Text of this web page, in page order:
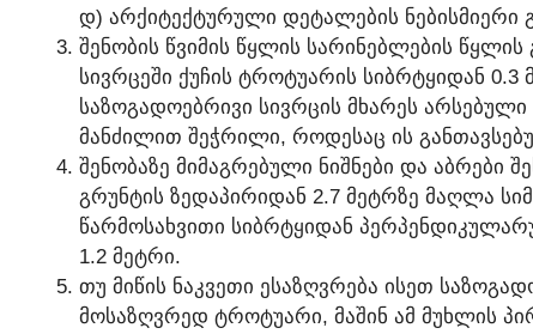
Დ) ᲐᲠᲥᲘᲢᲔᲥᲢᲣᲠᲣᲚᲘ ᲓᲔᲢᲐᲚᲔᲑᲘᲡ ᲜᲔᲑᲘᲡᲛᲘᲔᲠᲘ
ᲨᲔᲜᲝᲑᲘᲡ ᲬᲕᲘᲛᲘᲡ ᲬᲧᲚᲘᲡ ᲡᲐᲠᲘᲜᲔᲑᲚᲔᲑᲘᲡ
ᲡᲘᲕᲠᲪᲔᲨᲘ ᲥᲣᲩᲘᲡ ᲢᲠᲝᲢᲣᲐᲠᲘᲡ ᲡᲘᲑᲠᲢᲧᲘᲓᲐᲜ 0.3
ᲡᲐᲖᲝᲒᲐᲓᲝᲔᲑᲠᲘᲕᲘ ᲡᲘᲕᲠᲪᲘᲡ ᲛᲮᲐᲠᲔᲡ
ᲛᲐᲜᲫᲘᲚᲘᲗ ᲨᲔᲭᲠᲘᲚᲘ, ᲠᲝᲓᲔᲡᲐᲪ ᲘᲡ
ᲨᲔᲜᲝᲑᲐᲖᲔ ᲛᲘᲛᲐᲒᲠᲔᲑᲣᲚᲘ ᲜᲘᲨᲜᲔᲑᲘ ᲓᲐ ᲐᲑᲠᲔᲑᲘ
ᲒᲠᲣᲜᲢᲘᲡ ᲖᲔᲓᲐᲞᲘᲠᲘᲓᲐᲜ 2.7 ᲛᲔᲢᲠᲖᲔ ᲛᲐᲦᲚᲐ
ᲬᲐᲠᲛᲝᲡᲐᲮᲕᲘᲗᲘ ᲡᲘᲑᲠᲢᲧᲘᲓᲐᲜ
1.2 ᲛᲔᲢᲠᲘ.
ᲗᲣ ᲛᲘᲬᲘᲡ ᲜᲐᲙᲕᲔᲗᲘ ᲔᲡᲐᲖᲦᲕᲠᲔᲑᲐ ᲘᲡᲔᲗ
ᲛᲝᲡᲐᲖᲦᲕᲠᲔᲓ ᲢᲠᲝᲢᲣᲐᲠᲘ, ᲛᲐᲨᲘᲜ ᲐᲛ ᲛᲣᲮᲚᲘᲡ